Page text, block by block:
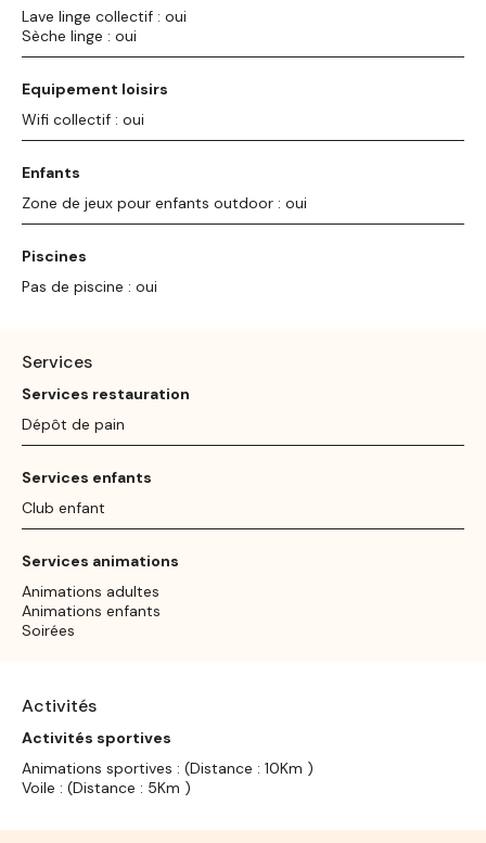
Lave linge collectif : oui
Sèche linge : oui
Equipement loisirs
Wifi collectif : oui
Enfants
Zone de jeux pour enfants outdoor : oui
Piscines
Pas de piscine : oui
Services
Services restauration
Dépôt de pain
Services enfants
Club enfant
Services animations
Animations adultes
Animations enfants
Soirées
Activités
Activités sportives
Animations sportives : (Distance : 10Km )
Voile : (Distance : 5Km )